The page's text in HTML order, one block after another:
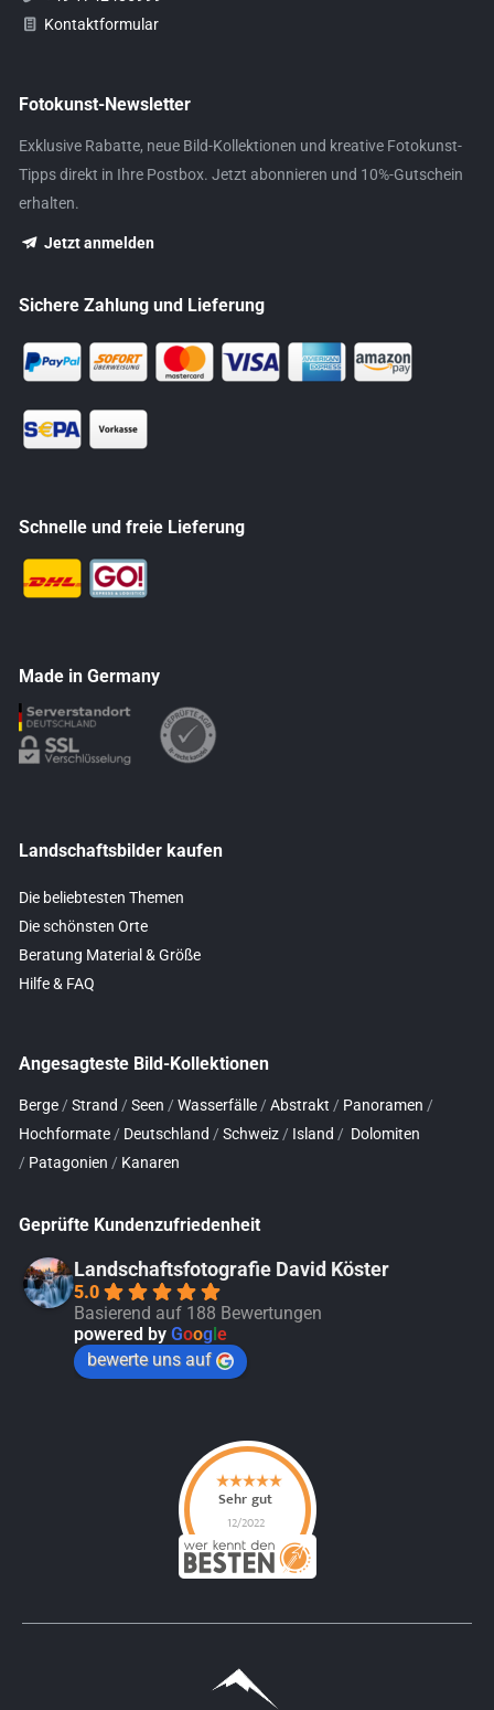
Kontaktformular
Fotokunst-Newsletter
Exklusive Rabatte, neue Bild-Kollektionen und kreative Fotokunst-
Tipps direkt in Ihre Postbox. Jetzt abonnieren und 10%-Gutschein
erhalten.
Jetzt anmelden
Sichere Zahlung und Lieferung
Schnelle und freie Lieferung
Made in Germany
Landschaftsbilder kaufen
Die beliebtesten Themen
Die schönsten Orte
Beratung Material & Größe
Hilfe & FAQ
Angesagteste Bild-Kollektionen
Berge / Strand / Seen / Wasserfälle / Abstrakt / Panoramen /
Hochformate / Deutschland / Schweiz / Island / Dolomiten
/ Patagonien / Kanaren
Geprüfte Kundenzufriedenheit
Landschaftsfotografie David Köster
5.0
Basierend auf 188 Bewertungen
powered by Google
bewerte uns auf